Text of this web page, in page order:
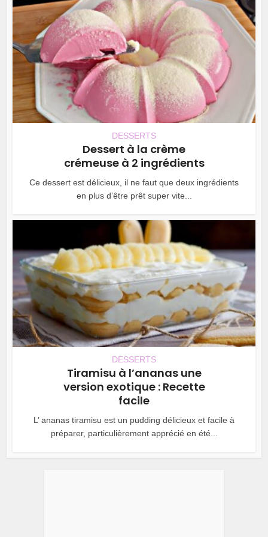
DESSERTS
Dessert à la crème
crémeuse à 2 ingrédients
Ce dessert est délicieux, il ne faut que deux ingrédients
en plus d’être prêt super vite...
DESSERTS
Tiramisu à l’ananas une
version exotique : Recette
facile
L’ ananas tiramisu est un pudding délicieux et facile à
préparer, particulièrement apprécié en été...